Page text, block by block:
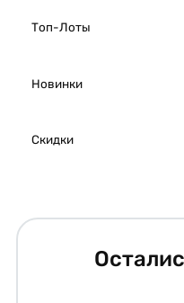
Топ-Лоты
Новинки
Скидки